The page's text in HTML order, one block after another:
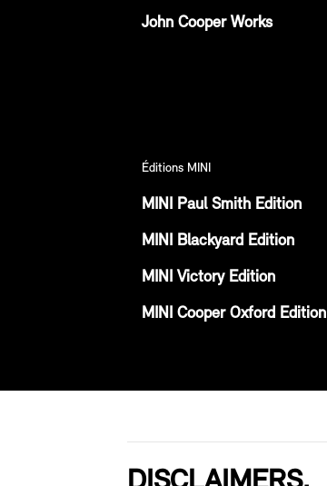
John Cooper Works
Éditions MINI
MINI Paul Smith Edition
MINI Blackyard Edition
MINI Victory Edition
MINI Cooper Oxford Edition